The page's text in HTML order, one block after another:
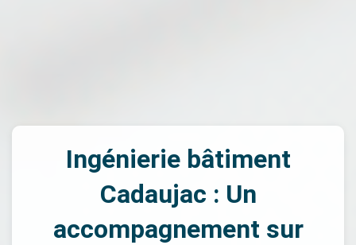
Ingénierie bâtiment
Cadaujac : Un
accompagnement sur